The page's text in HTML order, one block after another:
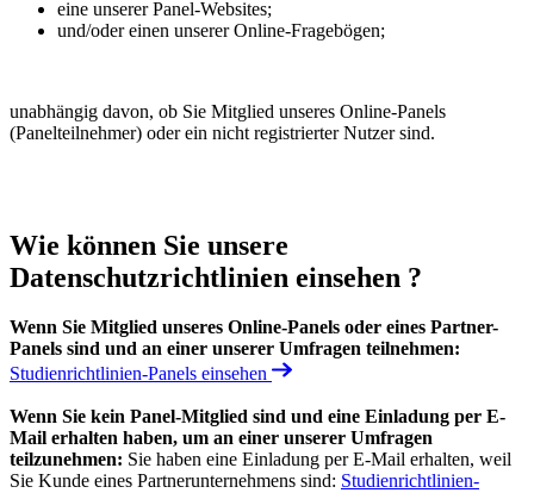
eine unserer Panel-Websites;
und/oder einen unserer Online-Fragebögen;
unabhängig davon, ob Sie Mitglied unseres Online-Panels
(Panelteilnehmer) oder ein nicht registrierter Nutzer sind.
Wie können Sie unsere
Datenschutzrichtlinien einsehen ?
Wenn Sie Mitglied unseres Online-Panels oder eines Partner-
Panels sind und an einer unserer Umfragen teilnehmen:
Studienrichtlinien-Panels einsehen
Wenn Sie kein Panel-Mitglied sind und eine Einladung per E-
Mail erhalten haben, um an einer unserer Umfragen
teilzunehmen: Sie haben eine Einladung per E-Mail erhalten, weil
Sie Kunde eines Partnerunternehmens sind: Studienrichtlinien-